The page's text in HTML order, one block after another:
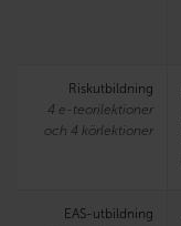
Riskutbildning
4 e-teorilektioner
och 4 körlektioner
EAS-utbildning